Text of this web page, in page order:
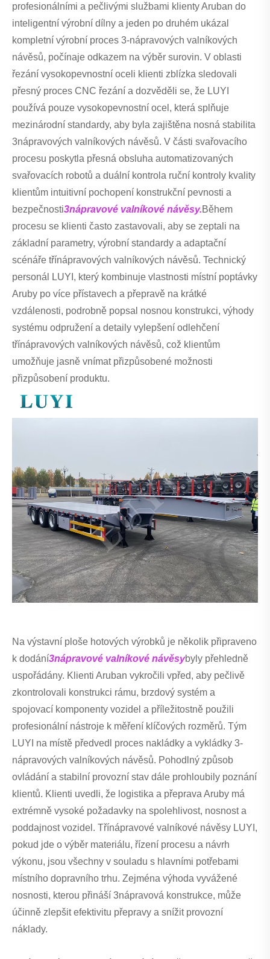
profesionálními a pečlivými službami klienty Aruban do
inteligentní výrobní dílny a jeden po druhém ukázal
kompletní výrobní proces 3-nápravových valníkových
návěsů, počínaje odkazem na výběr surovin. V oblasti
řezání vysokopevnostní oceli klienti zblízka sledovali
přesný proces CNC řezání a dozvěděli se, že LUYI
používá pouze vysokopevnostní ocel, která splňuje
mezinárodní standardy, aby byla zajištěna nosná stabilita
3nápravových valníkových návěsů. V části svařovacího
procesu poskytla přesná obsluha automatizovaných
svařovacích robotů a duální kontrola ruční kontroly kvality
klientům intuitivní pochopení konstrukční pevnosti a
bezpečnosti3nápravové valníkové návěsy.Během
procesu se klienti často zastavovali, aby se zeptali na
základní parametry, výrobní standardy a adaptační
scénáře třínápravových valníkových návěsů. Technický
personál LUYI, který kombinuje vlastnosti místní poptávky
Aruby po více přístavech a přepravě na krátké
vzdálenosti, podrobně popsal nosnou konstrukci, výhody
systému odpružení a detaily vylepšení odlehčení
třínápravových valníkových návěsů, což klientům
umožňuje jasně vnímat přizpůsobené možnosti
přizpůsobení produktu.
Na výstavní ploše hotových výrobků je několik připraveno
k dodání3nápravové valníkové návěsybyly přehledně
uspořádány. Klienti Aruban vykročili vpřed, aby pečlivě
zkontrolovali konstrukci rámu, brzdový systém a
spojovací komponenty vozidel a příležitostně použili
profesionální nástroje k měření klíčových rozměrů. Tým
LUYI na místě předvedl proces nakládky a vykládky 3-
nápravových valníkových návěsů. Pohodlný způsob
ovládání a stabilní provozní stav dále prohloubily poznání
klientů. Klienti uvedli, že logistika a přeprava Aruby má
extrémně vysoké požadavky na spolehlivost, nosnost a
poddajnost vozidel. Třínápravové valníkové návěsy LUYI,
pokud jde o výběr materiálu, řízení procesu a návrh
výkonu, jsou všechny v souladu s hlavními potřebami
místního dopravního trhu. Zejména výhoda vyvážené
nosnosti, kterou přináší 3nápravová konstrukce, může
účinně zlepšit efektivitu přepravy a snížit provozní
náklady.